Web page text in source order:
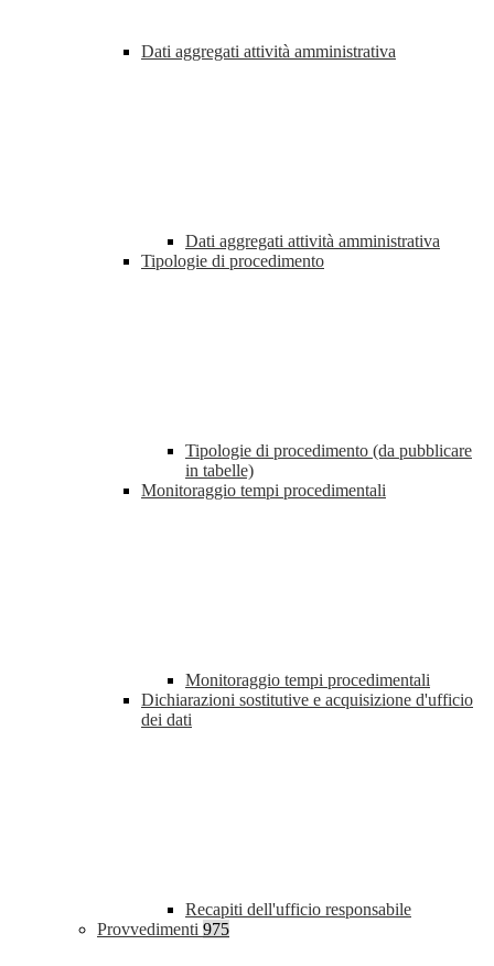
Dati aggregati attività amministrativa
Dati aggregati attività amministrativa
Tipologie di procedimento
Tipologie di procedimento (da pubblicare
in tabelle)
Monitoraggio tempi procedimentali
Monitoraggio tempi procedimentali
Dichiarazioni sostitutive e acquisizione d'ufficio
dei dati
Recapiti dell'ufficio responsabile
Provvedimenti 975